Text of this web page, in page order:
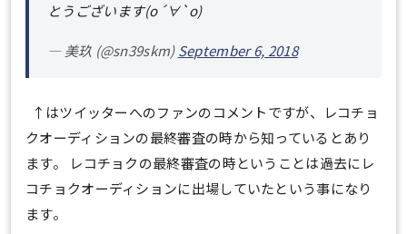
とうございます(о´∀`о)
— 美玖 (@sn39skm)September 6, 2018
↑はツイッターへのファンのコメントですが、レコチョ
クオーディションの最終審査の時から知っているとあり
ます。 レコチョクの最終審査の時ということは過去にレ
コチョクオーディションに出場していたという事になり
ます。